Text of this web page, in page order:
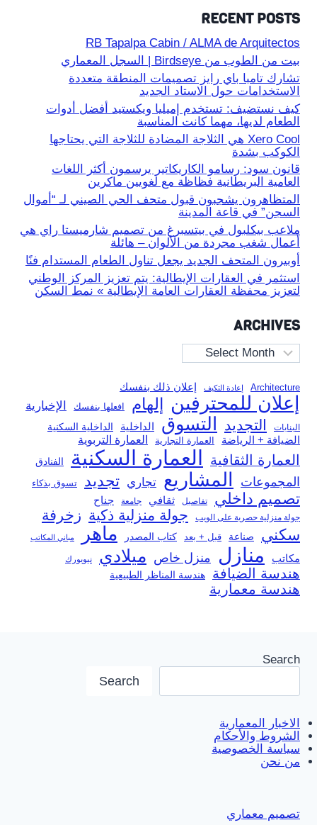
RECENT POSTS
RB Tapalpa Cabin / ALMA de Arquitectos
بيت من الطوب من Birdseye | السجل المعماري
تشارك تامبا باي رايز تصميمات المنطقة متعددة
الاستخدامات حول الاستاد الجديد
كيف نستضيف: تستخدم إميليا ويكستيد أفضل أدوات
الطعام لديها، مهما كانت المناسبة
Xero Cool هي الثلاجة المضادة للثلاجة التي يحتاجها
الكوكب بشدة
قانون سود: رسامو الكاريكاتير يرسمون أكثر اللغات
العامية البريطانية فظاظة مع لغويين ماكرين
المتظاهرون يشجبون قبول متحف الحي الصيني لـ “أموال
السجن” في قاعة المدينة
ملاعب بيكلبول في بيتسبرغ من تصميم شارميستا راي هي
أعمال شغب مجردة من الألوان – هائلة
أوبيرون المتحف الجديد يجعل تناول الطعام المستدام فنًا
استثمر في العقارات الإيطالية: يتم تعزيز المركز الوطني
لتعزيز محفظة العقارات العامة الإيطالية » نمط السكن
ARCHIVES
Archives
Architecture إعادة التكيف إعلان ذلك بنفسك
إعلان للمحترفين إلهام افعلها بنفسك الإخبارية
البنايات التجديد التسوق الداخلية الداخلية السكنية
الضيافة + الرياضة العمارة التجارية العمارة التربوية
العمارة الثقافية العمارة السكنية الفنادق
المجموعات المشاريع تجاري تجديد تسوق بذكاء
تصميم داخلي تفاصيل ثقافي جامعة جناح
جولة منزلية حصرية على الويب جولة منزلية ذكية زخرفة
سكني صناعة قبل + بعد كتاب المصدر ماهر مباني المكاتب
مكاتب منازل منزل خاص ميلادي نيويورك
هندسة الضيافة هندسة المناظر الطبيعية
هندسة معمارية
Search
Search
الاخبار المعمارية
الشروط والأحكام
سياسة الخصوصية
من نحن
تصميم معماري